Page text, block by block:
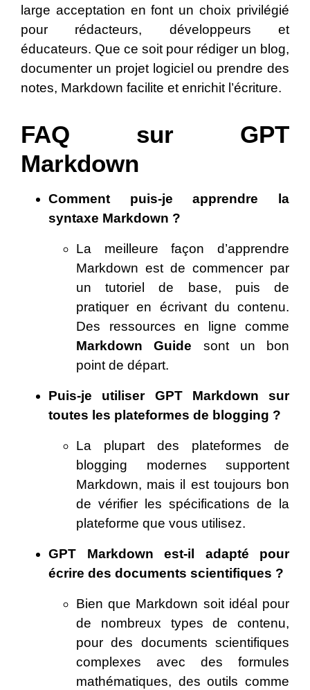
large acceptation en font un choix privilégié
pour rédacteurs, développeurs et
éducateurs. Que ce soit pour rédiger un blog,
documenter un projet logiciel ou prendre des
notes, Markdown facilite et enrichit l’écriture.
FAQ sur GPT
Markdown
Comment puis-je apprendre la
syntaxe Markdown ?
La meilleure façon d’apprendre
Markdown est de commencer par
un tutoriel de base, puis de
pratiquer en écrivant du contenu.
Des ressources en ligne comme
Markdown Guide sont un bon
point de départ.
Puis-je utiliser GPT Markdown sur
toutes les plateformes de blogging ?
La plupart des plateformes de
blogging modernes supportent
Markdown, mais il est toujours bon
de vérifier les spécifications de la
plateforme que vous utilisez.
GPT Markdown est-il adapté pour
écrire des documents scientifiques ?
Bien que Markdown soit idéal pour
de nombreux types de contenu,
pour des documents scientifiques
complexes avec des formules
mathématiques, des outils comme